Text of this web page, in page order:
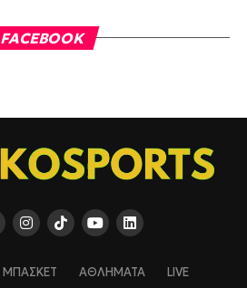
FACEBOOK
ΜΠΑΣΚΕΤ ΑΘΛΗΜΑΤΑ LIVE